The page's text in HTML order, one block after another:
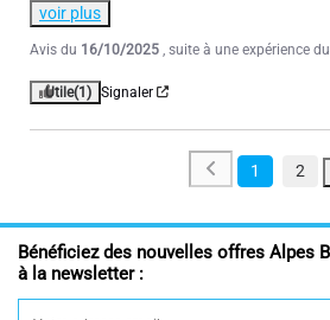
voir plus
Avis du 16/10/2025 , suite à une expérience du
Utile(1) Signaler
1 2
Bénéficiez des nouvelles offres Alpes
à la newsletter :